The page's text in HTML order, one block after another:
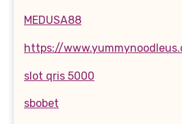
MEDUSA88
https://
slot qris 5000
sbobet